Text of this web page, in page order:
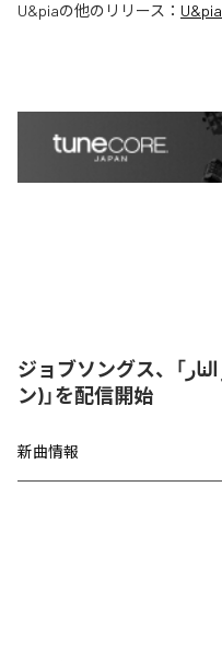
U&piaの他のリリース： U&pia
ジョブソングス、「عبر النار (アラビア語バージョ
ン)」を配信開始
新曲情報